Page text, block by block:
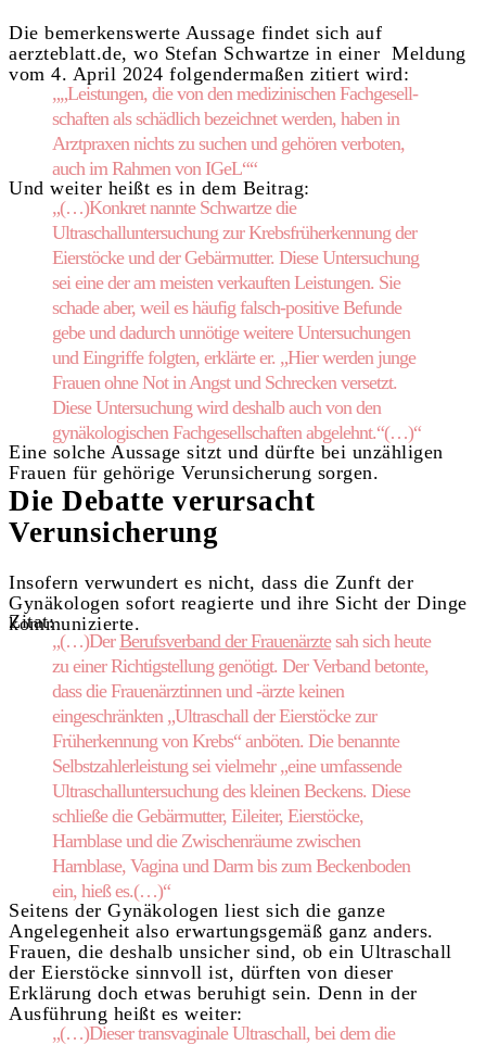
Die bemerkenswerte Aussage findet sich auf
aerzteblatt.de, wo Stefan Schwartze in einer Meldung
vom 4. April 2024 folgendermaßen zitiert wird:
„„Leistungen, die von den medizinischen Fachgesell­
schaften als schädlich bezeichnet werden, haben in
Arzt­praxen nichts zu suchen und gehören verboten,
auch im Rahmen von IGeL““
Und weiter heißt es in dem Beitrag:
„(…)Konkret nannte Schwartze die
Ultraschalluntersuchung zur Krebsfrüherkennung der
Eierstöcke und der Ge­bärmutter. Diese Untersuchung
sei eine der am meisten verkauften Leistungen. Sie
schade aber, weil es häufig falsch-positive Befunde
gebe und dadurch unnötige weitere Untersuchungen
und Eingriffe folgten, erklärte er. „Hier werden junge
Frauen ohne Not in Angst und Schrecken versetzt.
Diese Untersuchung wird deshalb auch von den
gynäkologischen Fachgesellschaften abgelehnt.“(…)“
Eine solche Aussage sitzt und dürfte bei unzähligen
Frauen für gehörige Verunsicherung sorgen.
Die Debatte verursacht
Verunsicherung
Insofern verwundert es nicht, dass die Zunft der
Gynäkologen sofort reagierte und ihre Sicht der Dinge
kommunizierte.
Zitat:
„(…)DerBerufsverband der Frauenärztesah sich heute
zu einer Richtigstellung genötigt. Der Verband betonte,
dass die Frauenärztinnen und -ärzte keinen
eingeschränkten „Ultraschall der Eierstöcke zur
Früherkennung von Krebs“ anböten. Die benannte
Selbstzahlerleistung sei vielmehr „eine umfassende
Ultraschalluntersuchung des kleinen Beckens. Diese
schließe die Gebärmutter, Eileiter, Eierstöcke,
Harnblase und die Zwischenräume zwischen
Harnblase, Vagina und Darm bis zum Beckenboden
ein, hieß es.(…)“
Seitens der Gynäkologen liest sich die ganze
Angelegenheit also erwartungsgemäß ganz anders.
Frauen, die deshalb unsicher sind, ob ein Ultraschall
der Eierstöcke sinnvoll ist, dürften von dieser
Erklärung doch etwas beruhigt sein. Denn in der
Ausführung heißt es weiter:
„(…)Dieser transvaginale Ultraschall, bei dem die